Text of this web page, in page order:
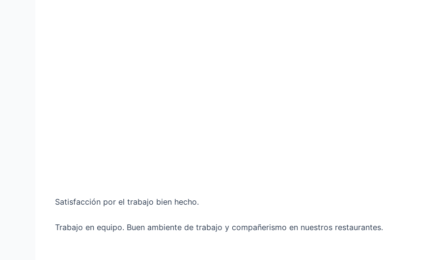
Satisfacción por el trabajo bien hecho.
Trabajo en equipo. Buen ambiente de trabajo y compañerismo en nuestros restaurantes.